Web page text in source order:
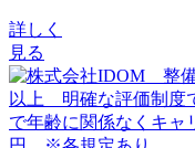
詳しく
見る